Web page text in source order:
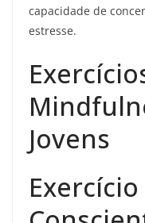
capacidade de
estresse.
Jovens